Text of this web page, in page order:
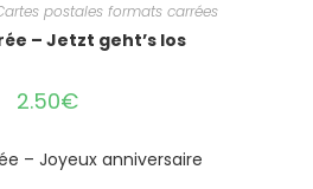
postales formats carrées
– Jetzt geht’s los
2.50€